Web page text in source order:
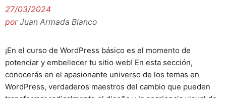
27/03/2024
porJuan Armada Blanco
¡En el curso de WordPress básico es el momento de
potenciar y embellecer tu sitio web! En esta sección,
conocerás en el apasionante universo de los temas en
WordPress, verdaderos maestros del cambio que pueden